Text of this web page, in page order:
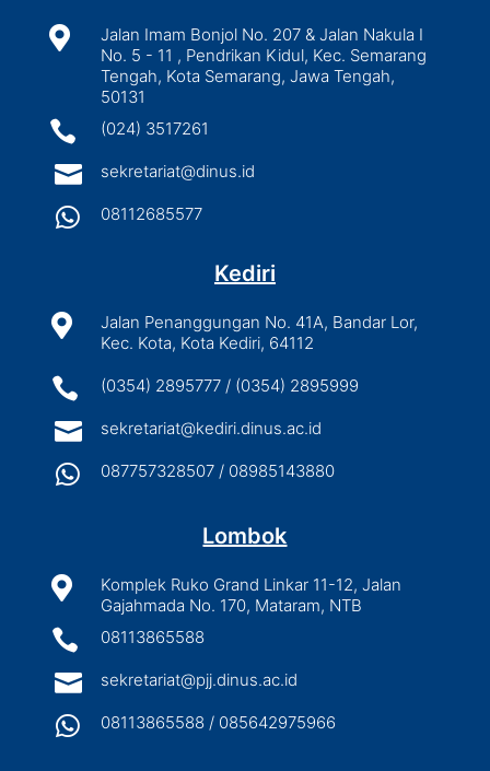

Jalan Imam Bonjol No. 207 & Jalan Nakula I
No. 5 - 11 , Pendrikan Kidul, Kec. Semarang
Tengah, Kota Semarang, Jawa Tengah,
50131
 (024) 3517261
 sekretariat@dinus.id
 08112685577
Kediri

Jalan Penanggungan No. 41A, Bandar Lor,
Kec. Kota, Kota Kediri, 64112
 (0354) 2895777 / (0354) 2895999
 sekretariat@kediri.dinus.ac.id
 087757328507 / 08985143880
Lombok

Komplek Ruko Grand Linkar 11-12, Jalan
Gajahmada No. 170, Mataram, NTB
 08113865588
 sekretariat@pjj.dinus.ac.id
 08113865588 / 085642975966